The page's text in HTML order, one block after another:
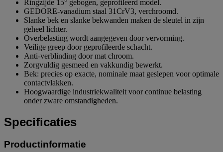
Ringzijde 15° gebogen, geprofileerd model.
GEDORE-vanadium staal 31CrV3, verchroomd.
Slanke bek en slanke bekwanden maken de sleutel in zijn
geheel lichter.
Overbelasting wordt aangegeven door vervorming.
Veilige greep door geprofileerde schacht.
Anti-verblinding door mat chroom.
Zorgvuldig gesmeed en vakkundig bewerkt.
Bek: precies op exacte, nominale maat geslepen voor optimale
contactvlakken.
Hoogwaardige industriekwaliteit voor continue belasting
onder zware omstandigheden.
Specificaties
Productinformatie